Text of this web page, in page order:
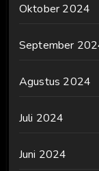
Oktober 2024
September
Agustus 2024
Juli 2024
Juni 2024